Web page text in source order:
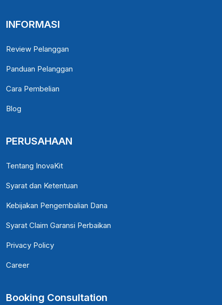
INFORMASI
Review Pelanggan
Panduan Pelanggan
Cara Pembelian
Blog
PERUSAHAAN
Tentang InovaKit
Syarat dan Ketentuan
Kebijakan Pengembalian Dana
Syarat Claim Garansi Perbaikan
Privacy Policy
Career
Booking Consultation